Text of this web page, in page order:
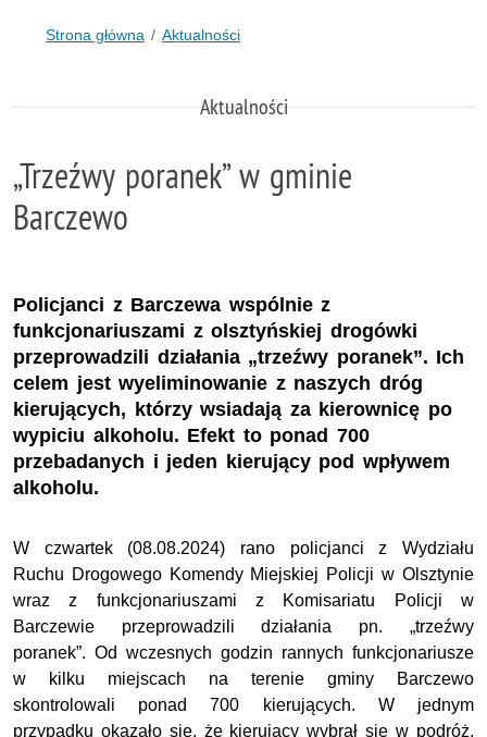
Strona główna Aktualności
Aktualności
„Trzeźwy poranek” w gminie
Barczewo
Policjanci z Barczewa wspólnie z
funkcjonariuszami z olsztyńskiej drogówki
przeprowadzili działania „trzeźwy poranek”. Ich
celem jest wyeliminowanie z naszych dróg
kierujących, którzy wsiadają za kierownicę po
wypiciu alkoholu. Efekt to ponad 700
przebadanych i jeden kierujący pod wpływem
alkoholu.
W czwartek (08.08.2024) rano policjanci z Wydziału
Ruchu Drogowego Komendy Miejskiej Policji w Olsztynie
wraz z funkcjonariuszami z Komisariatu Policji w
Barczewie przeprowadzili działania pn. „trzeźwy
poranek”. Od wczesnych godzin rannych funkcjonariusze
w kilku miejscach na terenie gminy Barczewo
skontrolowali ponad 700 kierujących. W jednym
przypadku okazało się, że kierujący wybrał się w podróż,